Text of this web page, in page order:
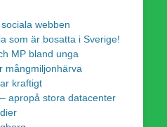
webben
som är bosatta i Sverige!
MP bland unga
mångmiljonhärva
kraftigt
apropå stora datacenter